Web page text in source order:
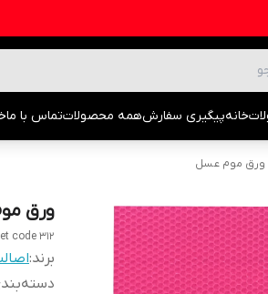
خانهپیگیری سفارشهمه محصولاتتماس با ما
ورق موم عسل
ورق
code 312
برند: